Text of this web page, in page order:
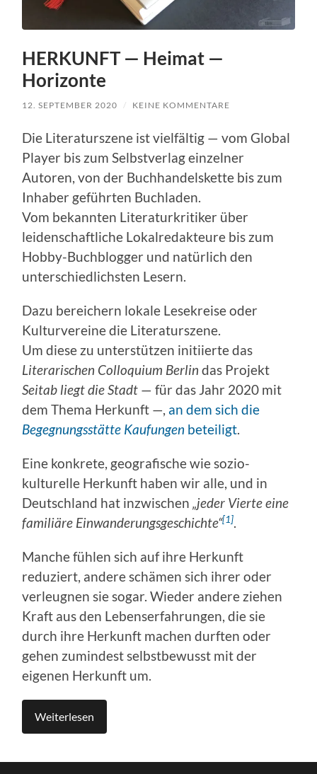
HERKUNFT — Heimat —
Horizonte
12. SEPTEMBER 2020 / KEINE KOMMENTARE
Die Literaturszene ist vielfältig — vom Global
Player bis zum Selbstverlag einzelner
Autoren, von der Buchhandelskette bis zum
Inhaber geführten Buchladen.
Vom bekannten Literaturkritiker über
leidenschaftliche Lokalredakteure bis zum
Hobby-Buchblogger und natürlich den
unterschiedlichsten Lesern.
Dazu bereichern lokale Lesekreise oder
Kulturvereine die Literaturszene.
Um diese zu unterstützen initiierte das
Literarischen Colloquium Berlin das Projekt
Seitab liegt die Stadt — für das Jahr 2020 mit
dem Thema Herkunft —, an dem sich die
Begegnungsstätte Kaufungen beteiligt.
Eine konkrete, geografische wie sozio-
kulturelle Herkunft haben wir alle, und in
Deutschland hat inzwischen„jeder Vierte eine
familiäre Einwanderungsgeschichte“[1].
Manche fühlen sich auf ihre Herkunft
reduziert, andere schämen sich ihrer oder
verleugnen sie sogar. Wieder andere ziehen
Kraft aus den Lebenserfahrungen, die sie
durch ihre Herkunft machen durften oder
gehen zumindest selbstbewusst mit der
eigenen Herkunft um.
Weiterlesen